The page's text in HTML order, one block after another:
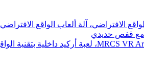
الافتراضي، آلة ألعاب الواقع الافتراضي
مع قفص حديدي